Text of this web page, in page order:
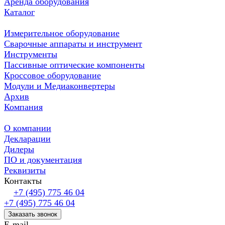
Каталог
Измерительное оборудование
Сварочные аппараты и инструмент
Инструменты
Пассивные оптические компоненты
Кроссовое оборудование
Модули и Медиаконвертеры
Архив
Компания
О компании
Декларации
Дилеры
ПО и документация
Реквизиты
Контакты
+7 (495) 775 46 04
+7 (495) 775 46 04
Заказать звонок